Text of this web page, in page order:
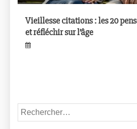
Vieillesse citations : les 20
et réfléchir sur l’âge